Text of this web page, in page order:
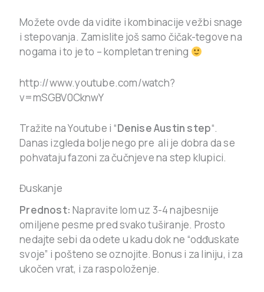
Možete ovde da vidite i kombinacije vežbi snage
i stepovanja. Zamislite još samo čičak-tegove na
nogama i to je to – kompletan trening
http://www.youtube.com/watch?
v=mSGBV0CknwY
Tražite na Youtube i “Denise Austin step“.
Danas izgleda bolje nego pre ali je dobra da se
pohvataju fazoni za čučnjeve na step klupici.
Đuskanje
Prednost: Napravite lom uz 3-4 najbesnije
omiljene pesme pred svako tuširanje. Prosto
nedajte sebi da odete u kadu dok ne “odđuskate
svoje” i pošteno se oznojite. Bonus i za liniju, i za
ukočen vrat, i za raspoloženje.